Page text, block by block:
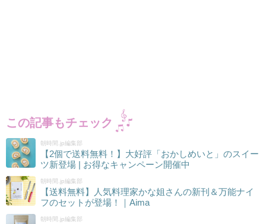
この記事もチェック
朝時間.jp編集部
【2個で送料無料！】大好評「おかしめいと」のスイー
ツ新登場 | お得なキャンペーン開催中
朝時間.jp編集部
【送料無料】人気料理家かな姐さんの新刊＆万能ナイ
フのセットが登場！｜Aima
朝時間.jp編集部